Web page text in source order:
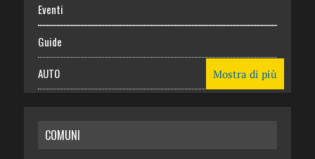
Eventi
Guide
AUTO
RISPARMIO
Mostra di più
COMUNI